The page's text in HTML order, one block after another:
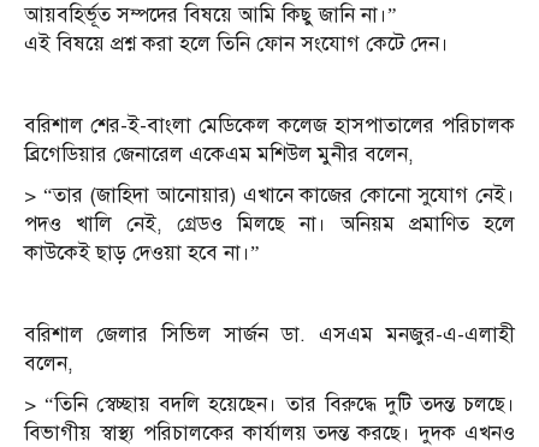
আয়বহির্ভূত সম্পদের বিষয়ে আমি কিছু জানি না।”
এই বিষয়ে প্রশ্ন করা হলে তিনি ফোন সংযোগ কেটে দেন।
বরিশাল শের-ই-বাংলা মেডিকেল কলেজ হাসপাতালের পরিচালক
ব্রিগেডিয়ার জেনারেল একেএম মশিউল মুনীর বলেন,
> “তার (জাহিদা আনোয়ার) এখানে কাজের কোনো সুযোগ নেই।
পদও খালি নেই, গ্রেডও মিলছে না। অনিয়ম প্রমাণিত হলে
কাউকেই ছাড় দেওয়া হবে না।”
বরিশাল জেলার সিভিল সার্জন ডা. এসএম মনজুর-এ-এলাহী
বলেন,
> “তিনি স্বেচ্ছায় বদলি হয়েছেন। তার বিরুদ্ধে দুটি তদন্ত চলছে।
বিভাগীয় স্বাস্থ্য পরিচালকের কার্যালয় তদন্ত করছে। দুদক এখনও